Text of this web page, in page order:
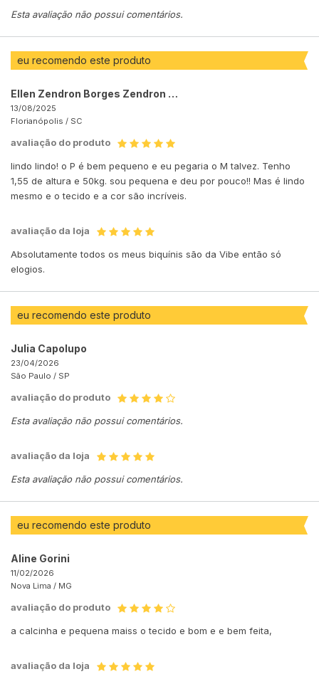
Esta avaliação não possui comentários.
eu recomendo este produto
Ellen Zendron Borges Zendron Borges
13/08/2025
Florianópolis / SC
avaliação do produto
lindo lindo! o P é bem pequeno e eu pegaria o M talvez. Tenho
1,55 de altura e 50kg. sou pequena e deu por pouco!! Mas é lindo
mesmo e o tecido e a cor são incríveis.
avaliação da loja
Absolutamente todos os meus biquínis são da Vibe então só
elogios.
eu recomendo este produto
Julia Capolupo
23/04/2026
São Paulo / SP
avaliação do produto
Esta avaliação não possui comentários.
avaliação da loja
Esta avaliação não possui comentários.
eu recomendo este produto
Aline Gorini
11/02/2026
Nova Lima / MG
avaliação do produto
a calcinha e pequena maiss o tecido e bom e e bem feita,
avaliação da loja